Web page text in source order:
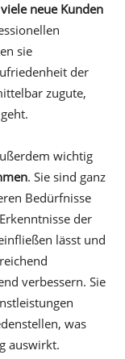
neue Kunden
sie
der
zugute,
wichtig
. Sie sind ganz
Bedürfnisse
der
lässt und
verbessern. Sie
was
auswirkt.